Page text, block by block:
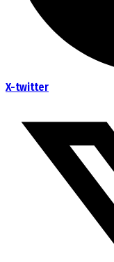
X-twitter